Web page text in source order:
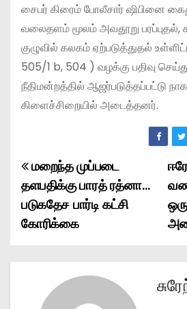
சைபர் கிரைம் போலீசார் ஷிபினை
வலைதளம் மூலம் அவதூறு
குழுவில் கலகம் ஏற்படுத்துதல்
505/1 b, 504 ) வழக்கு பதிவு
நீதிமன்றத்தில் ஆஜர்படுத்தப்பட்டு
கிளைச்சிறையில் அடைத்தனர்.
P
o
s
t
மறைந்த முப்படை
தளபதிக்கு பாரத் ரத்னா…
படுகதேச பார்டி கட்சி
கோரிக்கை